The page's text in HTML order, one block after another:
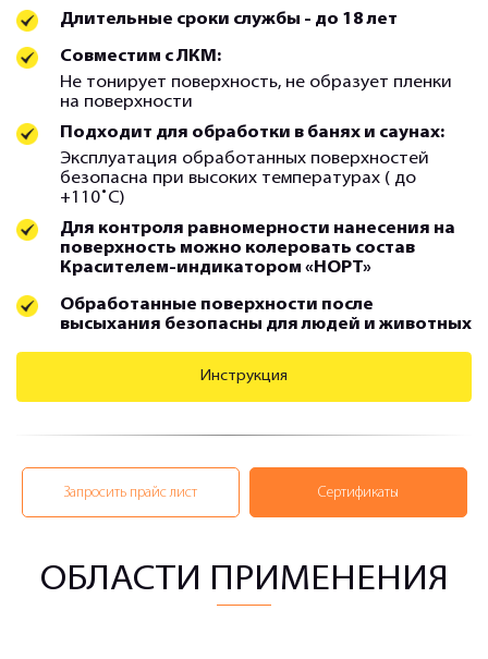
Длительные сроки службы - до 18 лет
Совместим с ЛКМ:
Не тонирует поверхность, не образует пленки
на поверхности
Подходит для обработки в банях и саунах:
Эксплуатация обработанных поверхностей
безопасна при высоких температурах ( до
+110˚С)
Для контроля равномерности нанесения на
поверхность можно колеровать состав
Красителем-индикатором «НОРТ»
Обработанные поверхности после
высыхания безопасны для людей и животных
Инструкция
Запросить прайс лист Сертификаты
ОБЛАСТИ ПРИМЕНЕНИЯ